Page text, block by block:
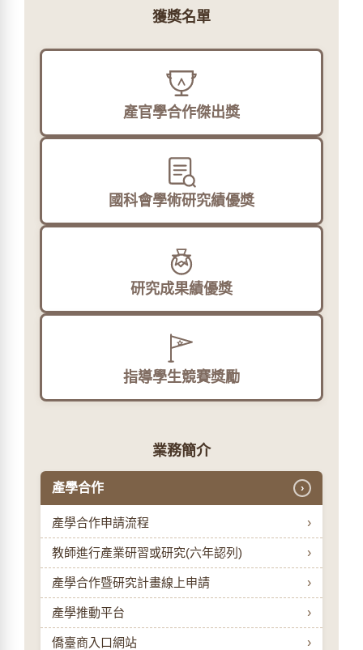
獲獎名單
產官學合作傑出獎
國科會學術研究績優獎
研究成果績優獎
指導學生競賽獎勵
業務簡介
產學合作 ›
產學合作申請流程 ›
教師進行產業研習或研究(六年認列) ›
產學合作暨研究計畫線上申請 ›
產學推動平台 ›
僑臺商入口網站 ›